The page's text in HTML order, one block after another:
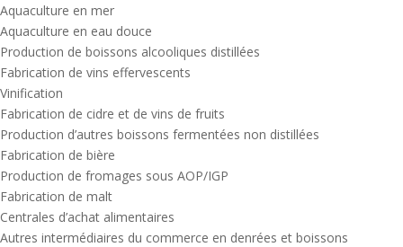
Aquaculture en mer
Aquaculture en eau douce
Production de boissons alcooliques distillées
Fabrication de vins effervescents
Vinification
Fabrication de cidre et de vins de fruits
Production d’autres boissons fermentées non distillées
Fabrication de bière
Production de fromages sous AOP/IGP
Fabrication de malt
Centrales d’achat alimentaires
Autres intermédiaires du commerce en denrées et boissons